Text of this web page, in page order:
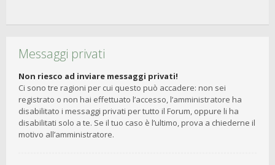
Messaggi privati
Non riesco ad inviare messaggi privati!
Ci sono tre ragioni per cui questo può accadere: non sei
registrato o non hai effettuato l’accesso, l’amministratore ha
disabilitato i messaggi privati per tutto il Forum, oppure li ha
disabilitati solo a te. Se il tuo caso è l’ultimo, prova a chiederne il
motivo all’amministratore.